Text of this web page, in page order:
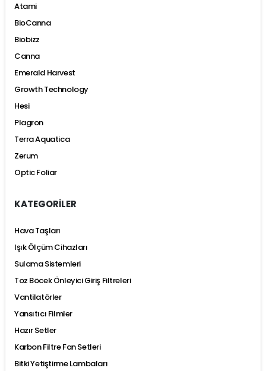
Atami
BioCanna
Biobizz
Canna
Emerald Harvest
Growth Technology
Hesi
Plagron
Terra Aquatica
Zerum
Optic Foliar
KATEGORİLER
Hava Taşları
Işık Ölçüm Cihazları
Sulama Sistemleri
Toz Böcek Önleyici Giriş Filtreleri
Vantilatörler
Yansıtıcı Filmler
Hazır Setler
Karbon Filtre Fan Setleri
Bitki Yetiştirme Lambaları